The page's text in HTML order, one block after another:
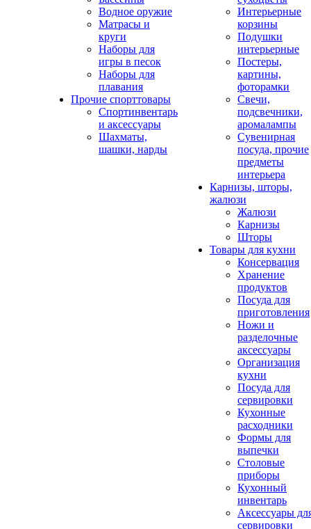
Водное оружие
Матрасы и
круги
Наборы для
игры в песок
Наборы для
плавания
Прочие спорттовары
Спортинвентарь
и аксессуары
Шахматы,
шашки, нарды
Интерьерные
корзины
Подушки
интерьерные
Постеры,
картины,
фоторамки
Свечи,
подсвечники,
аромалампы
Сувенирная
посуда, прочие
предметы
интерьера
Карнизы, шторы,
жалюзи
Жалюзи
Карнизы
Шторы
Товары для кухни
Консервация
Хранение
продуктов
Посуда для
приготовления
Ножи и
разделочные
аксессуары
Организация
кухни
Посуда для
сервировки
Кухонные
расходники
Формы для
выпечки
Столовые
приборы
Кухонный
инвентарь
Аксессуары
сервировки